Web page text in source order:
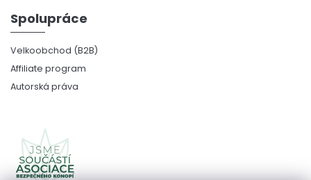
Spolupráce
Velkoobchod (B2B)
Affiliate program
Autorská práva